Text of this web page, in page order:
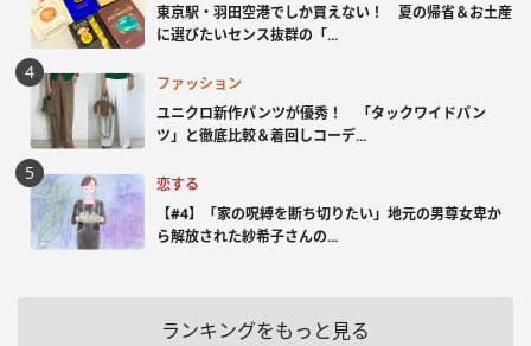
東京駅・羽田空港でしか買えない！ 夏の帰省＆お土産
に選びたいセンス抜群の「...
ファッション
ユニクロ新作パンツが優秀！ 「タックワイドパン
ツ」と徹底比較＆着回しコーデ...
恋する
【#4】「家の呪縛を断ち切りたい」地元の男尊女卑か
ら解放された紗希子さんの...
ランキングをもっと見る